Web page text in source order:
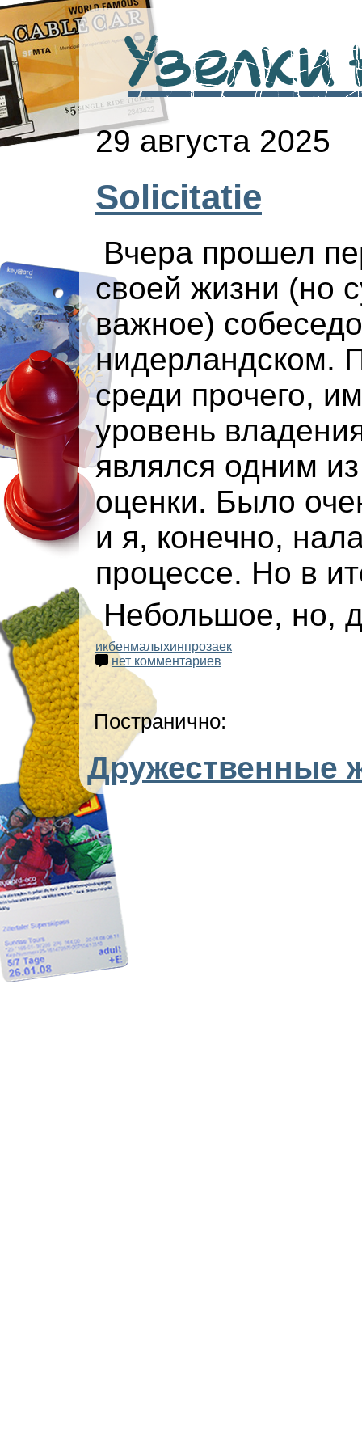
Узелки
29 августа 2025
Solicitatie
Вчера прошел
своей жизни (но
важное)
нидерландском.
среди прочего,
уровень
являлся одним
оценки. Было
и я, конечно,
процессе. Но в
Небольшое, но,
икбенмалыхинпрозаек
нет комментариев
Постранично:
Дружественные